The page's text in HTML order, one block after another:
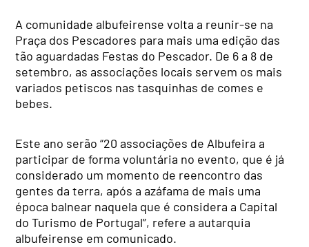
A comunidade albufeirense volta a reunir-se na
Praça dos Pescadores para mais uma edição das
tão aguardadas Festas do Pescador. De 6 a 8 de
setembro, as associações locais servem os mais
variados petiscos nas tasquinhas de comes e
bebes.
Este ano serão “20 associações de Albufeira a
participar de forma voluntária no evento, que é já
considerado um momento de reencontro das
gentes da terra, após a azáfama de mais uma
época balnear naquela que é considera a Capital
do Turismo de Portugal”, refere a autarquia
albufeirense em comunicado.